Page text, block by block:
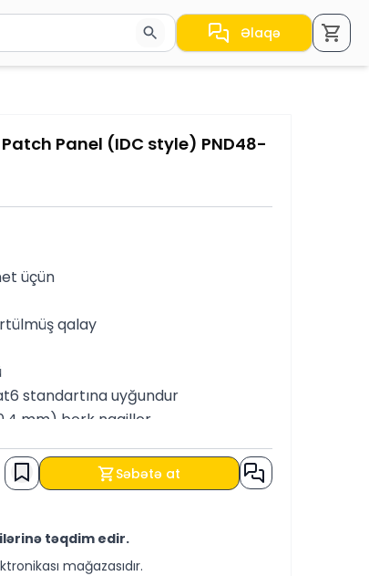
arasında keçid etmək üçün ox
Əlaqə
Panel (IDC style) PND48-
üçün
qalay
standartına uyğundur
mm) bərk naqillər
Səbətə at
təqdim edir.
mağazasıdır.